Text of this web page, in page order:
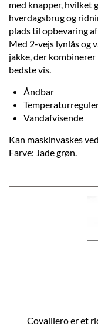
med knapper, hvilket
hverdagsbrug og
plads til opbevaring
Med 2-vejs lynlås og
jakke, der
bedste vis.
Åndbar
Vandafvisende
Kan maskinvaskes
Farve: Jade grøn.
Covalliero er et